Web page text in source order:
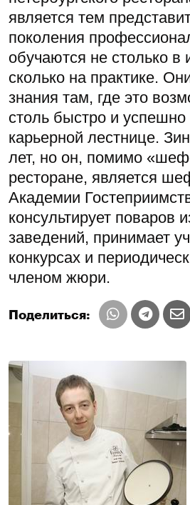
является тем
поколения
обучаются не столько в
сколько на практике.
знания там, где это
столь быстро и успешно
карьерной лестнице.
лет, но он, помимо
ресторане, является
Академии
консультирует поваров
заведений, принимает
конкурсах и
членом жюри.
Поделиться: